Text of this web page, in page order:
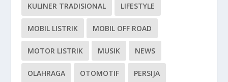
KULINER TRADISIONAL LIFESTYLE
MOBIL LISTRIK MOBIL OFF ROAD
MOTOR LISTRIK MUSIK NEWS
OLAHRAGA OTOMOTIF PERSIJA